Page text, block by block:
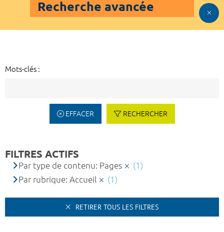
Recherche avancée
Mots-clés :
EFFACER RECHERCHER
FILTRES ACTIFS
Par type de contenu: Pages
(1)
Par rubrique: Accueil
(1)
RETIRER TOUS LES FILTRES